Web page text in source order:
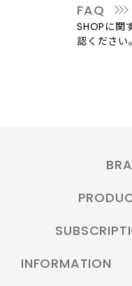
FAQ
SHOPに関
認ください。
INFORMATION